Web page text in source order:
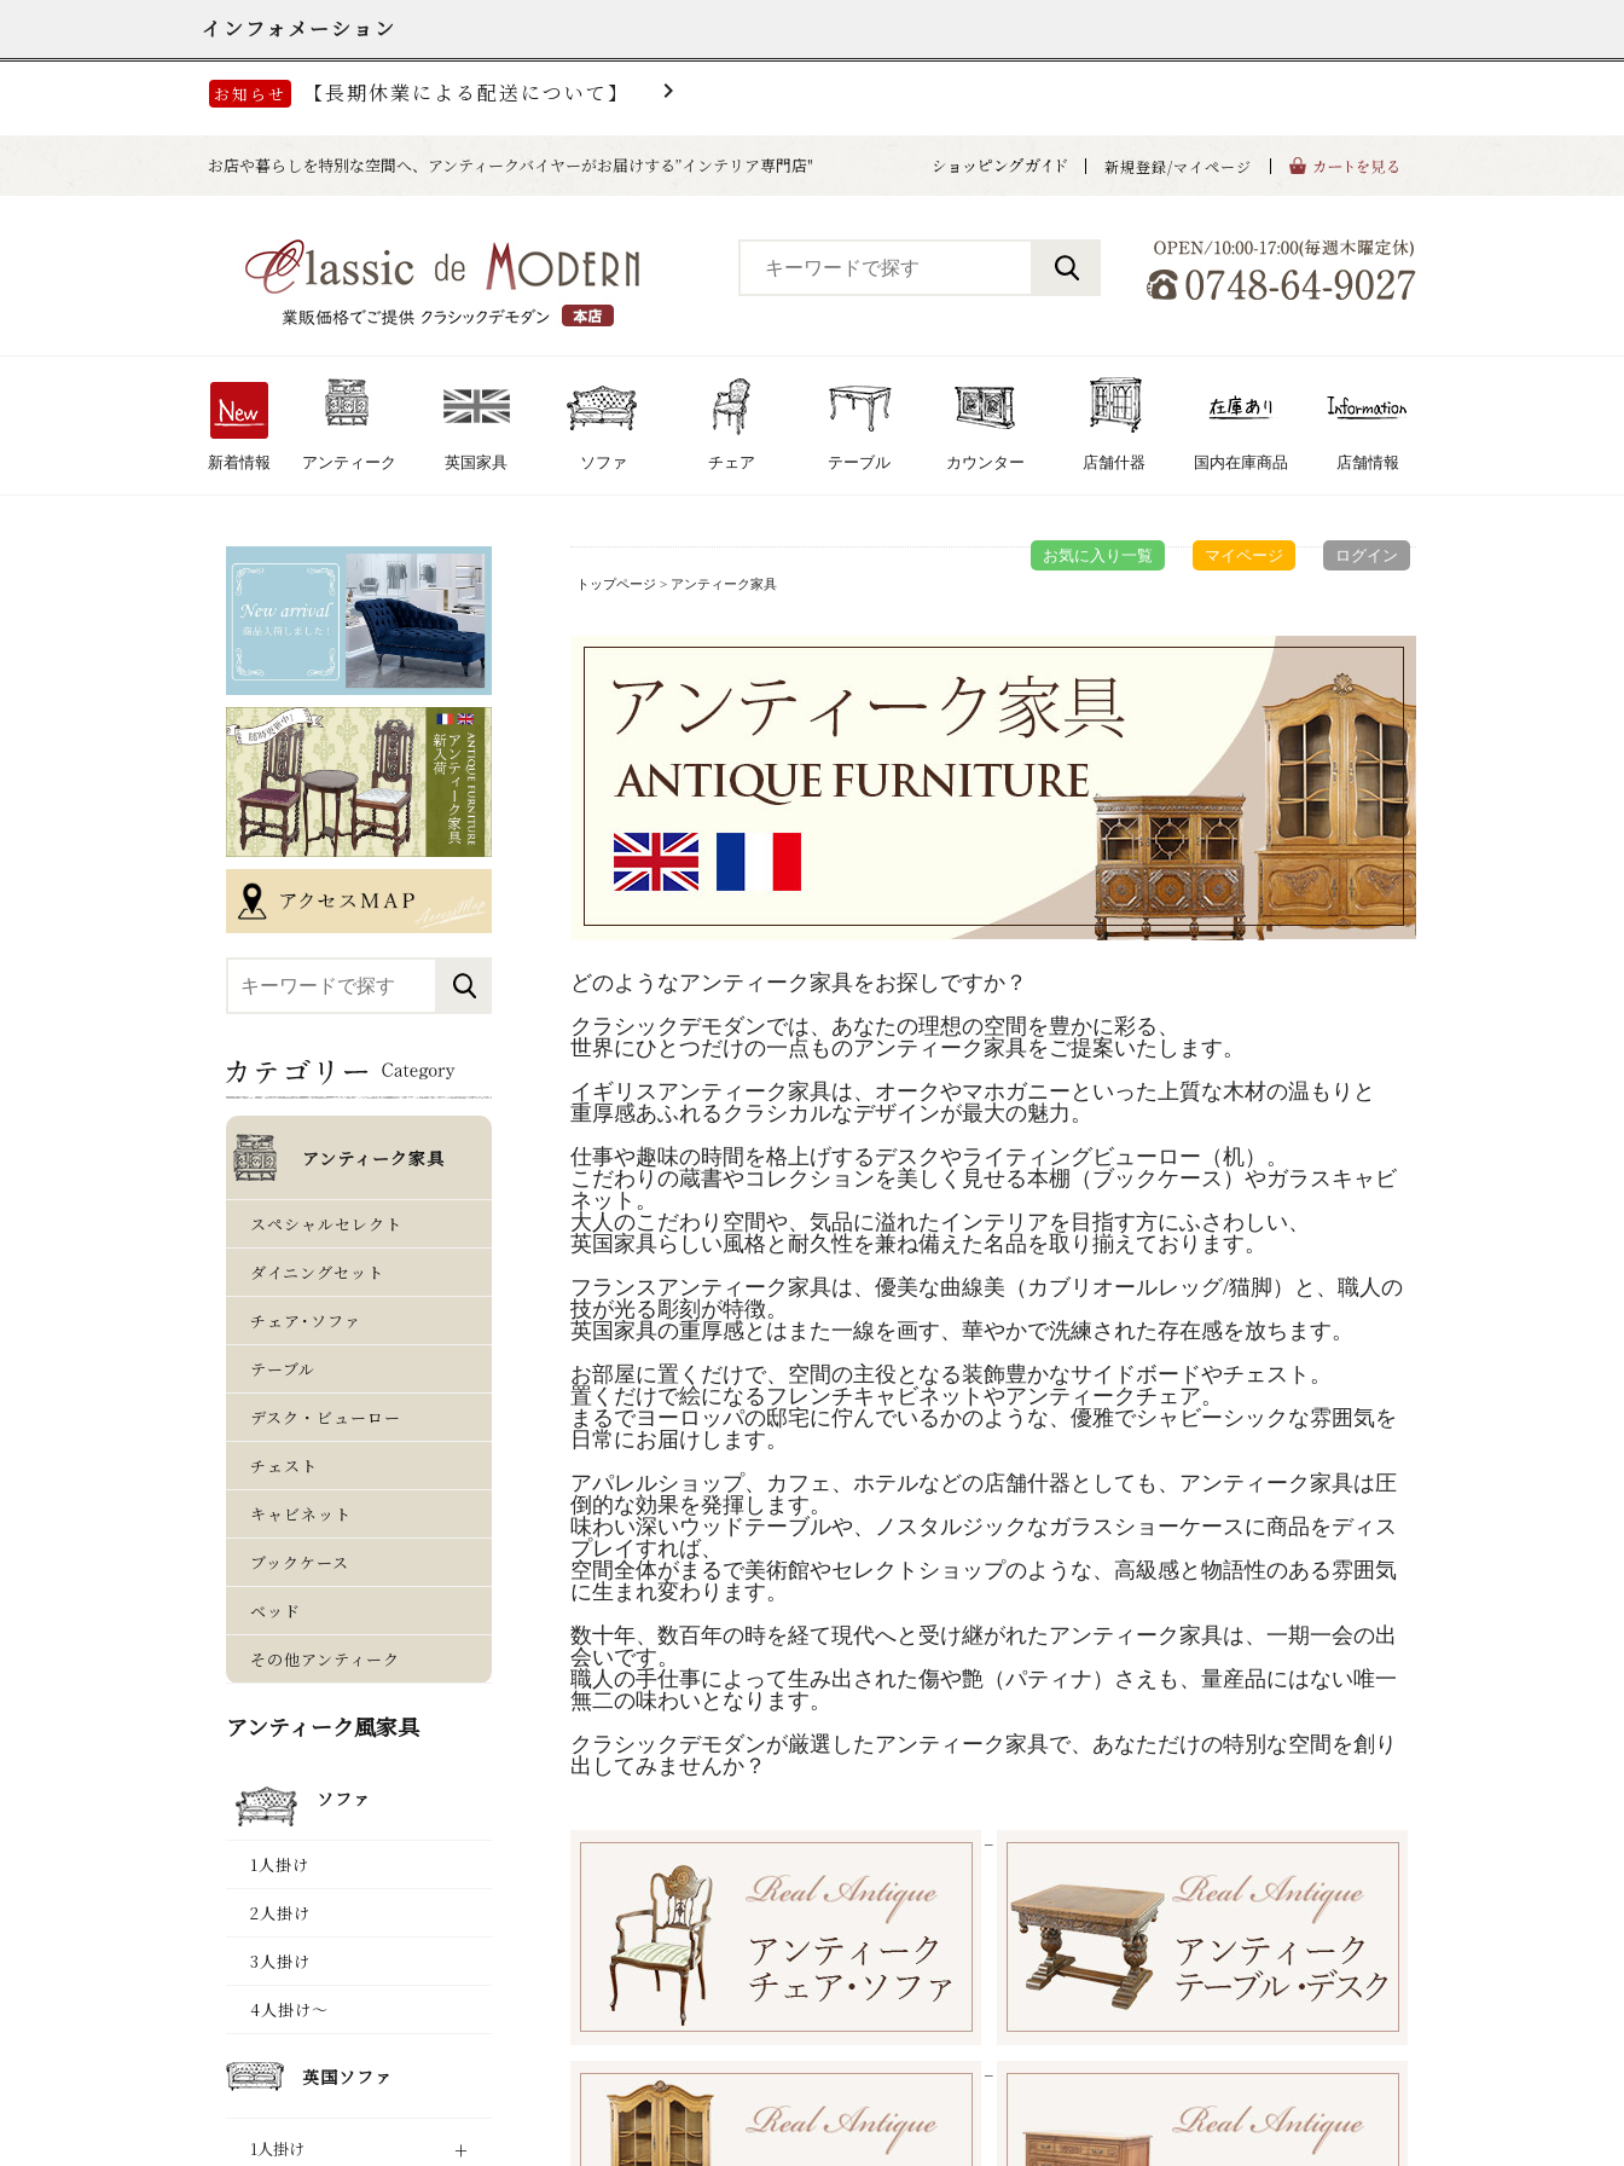
お気に入り一覧 マイページ ログイン
トップページ > アンティーク家具
どのようなアンティーク家具をお探しですか？
クラシックデモダンでは、あなたの理想の空間を豊かに彩る、
世界にひとつだけの一点ものアンティーク家具をご提案いたします。
イギリスアンティーク家具は、オークやマホガニーといった上質な木材の温もりと
重厚感あふれるクラシカルなデザインが最大の魅力。
仕事や趣味の時間を格上げするデスクやライティングビューロー（机）。
こだわりの蔵書やコレクションを美しく見せる本棚（ブックケース）やガラスキャビ
ネット。
大人のこだわり空間や、気品に溢れたインテリアを目指す方にふさわしい、
英国家具らしい風格と耐久性を兼ね備えた名品を取り揃えております。
フランスアンティーク家具は、優美な曲線美（カブリオールレッグ/猫脚）と、職人の
技が光る彫刻が特徴。
英国家具の重厚感とはまた一線を画す、華やかで洗練された存在感を放ちます。
お部屋に置くだけで、空間の主役となる装飾豊かなサイドボードやチェスト。
置くだけで絵になるフレンチキャビネットやアンティークチェア。
まるでヨーロッパの邸宅に佇んでいるかのような、優雅でシャビーシックな雰囲気を
日常にお届けします。
アパレルショップ、カフェ、ホテルなどの店舗什器としても、アンティーク家具は圧
倒的な効果を発揮します。
味わい深いウッドテーブルや、ノスタルジックなガラスショーケースに商品をディス
プレイすれば、
空間全体がまるで美術館やセレクトショップのような、高級感と物語性のある雰囲気
に生まれ変わります。
数十年、数百年の時を経て現代へと受け継がれたアンティーク家具は、一期一会の出
会いです。
職人の手仕事によって生み出された傷や艶（パティナ）さえも、量産品にはない唯一
無二の味わいとなります。
クラシックデモダンが厳選したアンティーク家具で、あなただけの特別な空間を創り
出してみませんか？